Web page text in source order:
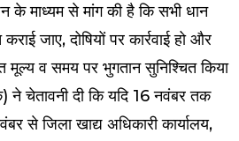
के माध्यम से मांग की है कि सभी धान
जाए, दोषियों पर कार्रवाई हो और
मूल्य व समय पर भुगतान सुनिश्चित किया
ने चेतावनी दी कि यदि 16 नवंबर तक
से जिला खाद्य अधिकारी कार्यालय,